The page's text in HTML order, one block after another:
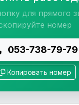
для прямого
номер
053-738-79-79
Копировать номер